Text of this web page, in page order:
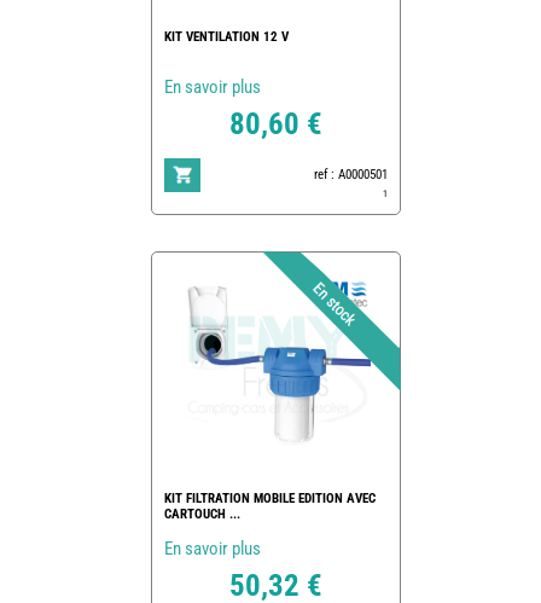
KIT VENTILATION 12 V
En savoir plus
80,60 €
ref : A0000501
1
KIT FILTRATION MOBILE EDITION AVEC
CARTOUCH ...
En savoir plus
50,32 €